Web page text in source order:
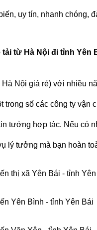
uy tín, nhanh chóng,
từ Hà Nội đi tỉnh Yên
Nội giá rẻ) với nhiều
trong số các công ty
tưởng hợp tác. Nếu có
lý tưởng mà bạn hoàn
thị xã Yên Bái - tỉnh
Yên Bình - tỉnh Yên Bái